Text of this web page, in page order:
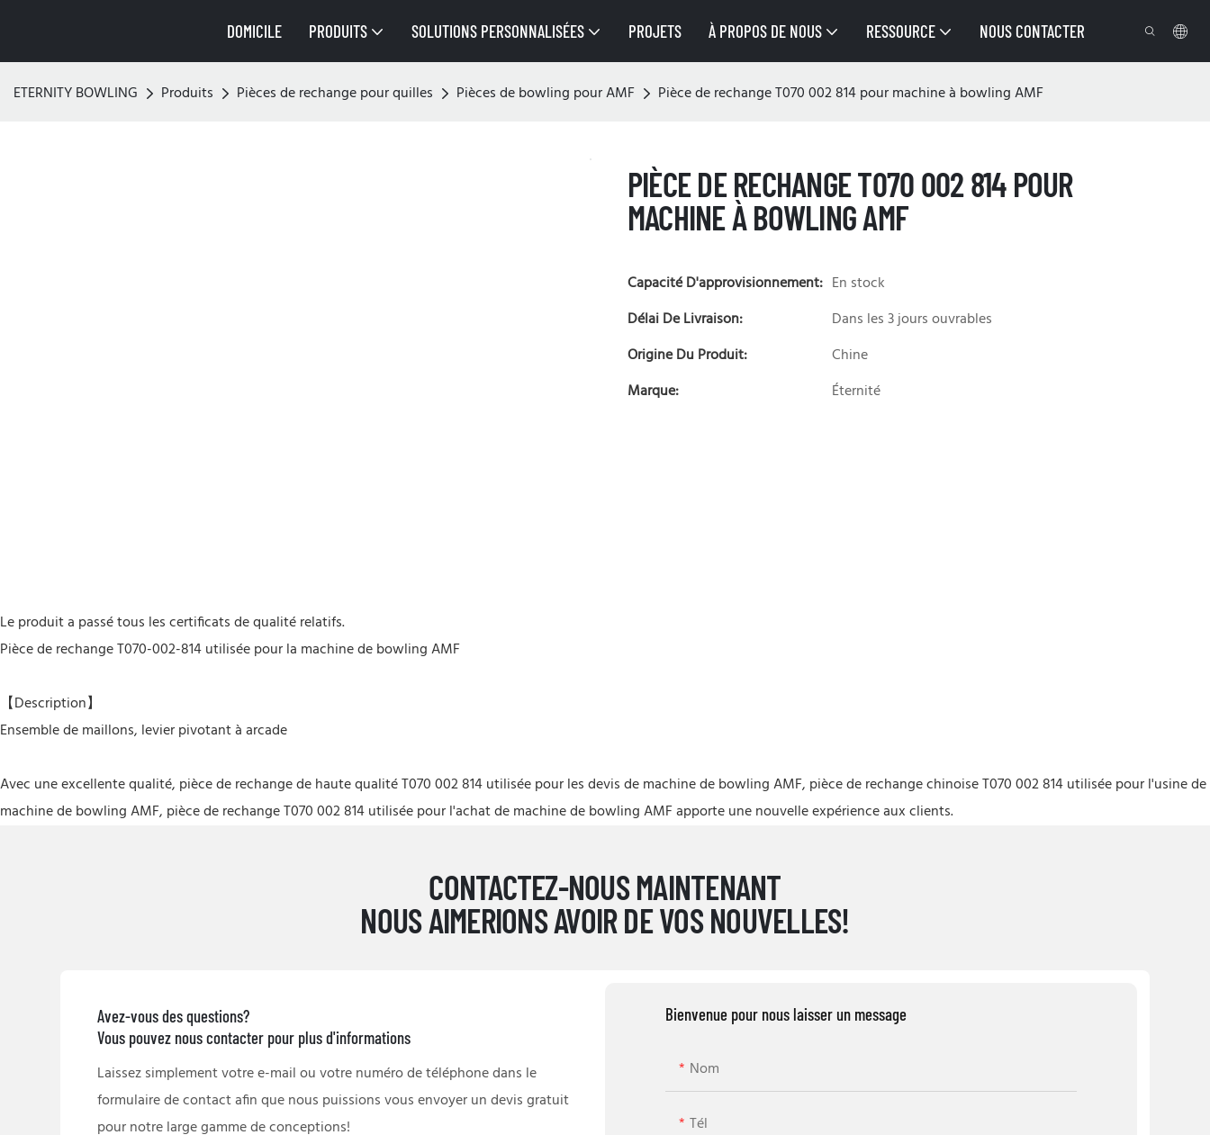
DOMICILE PRODUITS SOLUTIONS PERSONNALISÉES PROJETS À PROPOS DE NOUS RESSOURCE NOUS CONTACTER
ETERNITY BOWLING Produits Pièces de rechange pour quilles Pièces de bowling pour AMF Pièce de rechange T070 002 814 pour machine à bowling AMF
PIÈCE DE RECHANGE T070 002 814 POUR
MACHINE À BOWLING AMF
Capacité D'approvisionnement: En stock
Délai De Livraison:
Dans les 3 jours ouvrables
Origine Du Produit:
Chine
Marque:
Éternité
Le produit a passé tous les certificats de qualité relatifs.
Pièce de rechange T070-002-814 utilisée pour la machine de bowling AMF
【Description】
Ensemble de maillons, levier pivotant à arcade
Avec une excellente qualité, pièce de rechange de haute qualité T070 002 814 utilisée pour les devis de machine de bowling AMF, pièce de rechange chinoise T070 002 814 utilisée pour l'usine de
machine de bowling AMF, pièce de rechange T070 002 814 utilisée pour l'achat de machine de bowling AMF apporte une nouvelle expérience aux clients.
CONTACTEZ-NOUS MAINTENANT
NOUS AIMERIONS AVOIR DE VOS NOUVELLES!
Avez-vous des questions?
Vous pouvez nous contacter pour plus d'informations
Laissez simplement votre e-mail ou votre numéro de téléphone dans le
formulaire de contact afin que nous puissions vous envoyer un devis gratuit
pour notre large gamme de conceptions!
Bienvenue pour nous laisser un message
Nom
Tél